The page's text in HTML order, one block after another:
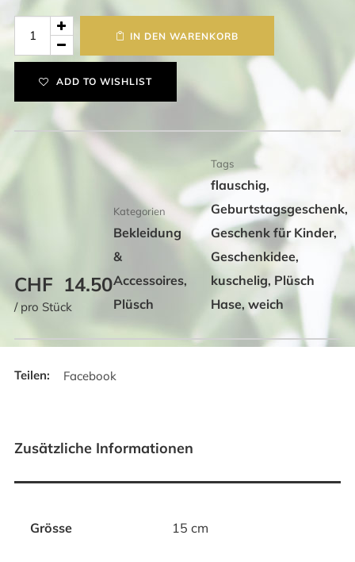
Plüsch
IN DEN WARENKORB
ADD TO WISHLIST
CHF 14.50
/ pro Stück
Kategorien
Bekleidung
&
Accessoires,
Plüsch
Tags
flauschig,
Geburtstagsgeschenk,
Geschenk für Kinder,
Geschenkidee,
kuschelig, Plüsch
Hase, weich
Facebook
Zusätzliche Informationen
Grösse 15 cm